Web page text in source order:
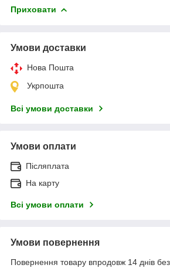
Приховати
Умови доставки
Нова Пошта
Укрпошта
Всі умови доставки
Умови оплати
Післяплата
На карту
Всі умови оплати
Умови повернення
Повернення товару впродовж 14 днів